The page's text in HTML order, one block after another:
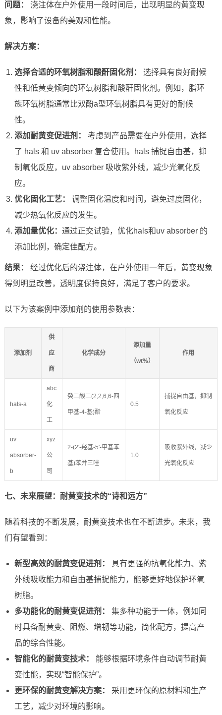
问题：
浇注体在户外使用一段时间后，出现明显的黄变现
象，影响了设备的美观和性能。
解决方案：
选择合适的环氧树脂和酸酐固化剂：
选择具有良好耐候
性和低黄变倾向的环氧树脂和酸酐固化剂。例如，脂环
族环氧树脂通常比双酚a型环氧树脂具有更好的耐候
性。
添加耐黄变促进剂：
考虑到产品需要在户外使用，选择
了 hals 和 uv absorber 复合使用。hals 捕捉自由基，抑
制氧化反应，uv absorber 吸收紫外线，减少光氧化反
应。
优化固化工艺：
调整固化温度和时间，避免过度固化，
减少热氧化反应的发生。
添加量优化： 通过正交试验，优化hals和uv absorber 的
添加比例，确定佳配方。
结果：
经过优化后的浇注体，在户外使用一年后，黄变现象
得到明显改善，透明度保持良好，满足了客户的要求。
以下为该案例中添加剂的使用参数表：
添加剂
供
应
商
化学成分
添加量
（wt%）
作用
hals-a
abc
化
工
癸二酸二(2,2,6,6-四
甲基-4-基)酯
0.5
捕捉自由基，抑制
氧化反应
uv
absorber-
b
xyz
公
司
2-(2′-羟基-5′-甲基苯
基)苯并三唑
1.0
吸收紫外线，减少
光氧化反应
七、未来展望：耐黄变技术的“诗和远方”
随着科技的不断发展，耐黄变技术也在不断进步。未来，我
们有望看到：
新型高效的耐黄变促进剂：
具有更强的抗氧化能力、紫
外线吸收能力和自由基捕捉能力，能够更好地保护环氧
树脂。
多功能化的耐黄变促进剂：
集多种功能于一体，例如同
时具备耐黄变、阻燃、增韧等功能，简化配方，提高产
品的综合性能。
智能化的耐黄变技术：
能够根据环境条件自动调节耐黄
变性能，实现“智能保护”。
更环保的耐黄变解决方案：
采用更环保的原材料和生产
工艺，减少对环境的影响。